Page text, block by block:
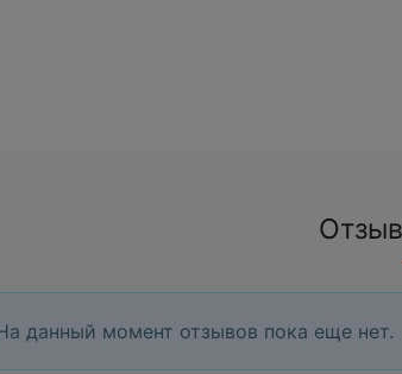
данный момент отзывов пока еще нет.